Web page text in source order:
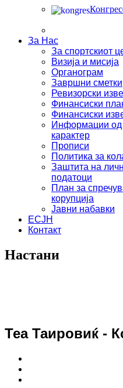
За Нас
За спортскиот
Визија и мисија
Органограм
Завршни сметки
Ревизорски
Финансиски
Финансиски
Информации од
карактер
Прописи
Политика за
Заштита на
податоци
План за
корупција
Јавни набавки
ЕСЈН
Контакт
Настани
Теа Таировиќ -